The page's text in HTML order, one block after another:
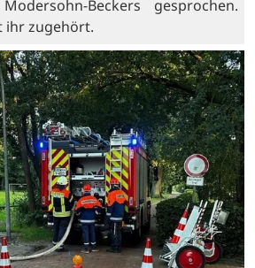
Beckers gesprochen.
ihr zugehört.